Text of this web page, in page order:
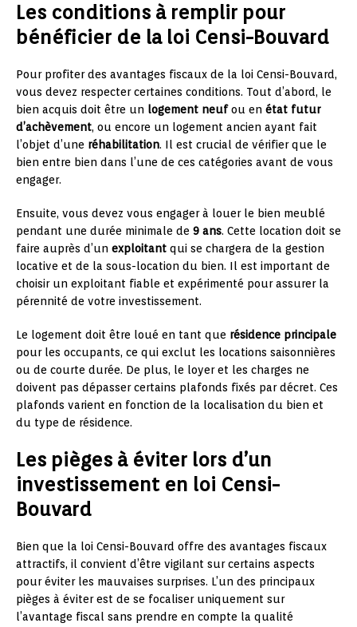
Les conditions à remplir pour
bénéficier de la loi Censi-Bouvard
Pour profiter des avantages fiscaux de la loi Censi-Bouvard,
vous devez respecter certaines conditions. Tout d’abord, le
bien acquis doit être un logement neufou en état futur
d’achèvement, ou encore un logement ancien ayant fait
l’objet d’une réhabilitation. Il est crucial de vérifier que le
bien entre bien dans l’une de ces catégories avant de vous
engager.
Ensuite, vous devez vous engager à louer le bien meublé
pendant une durée minimale de 9 ans. Cette location doit se
faire auprès d’un exploitant qui se chargera de la gestion
locative et de la sous-location du bien. Il est important de
choisir un exploitant fiable et expérimenté pour assurer la
pérennité de votre investissement.
Le logement doit être loué en tant que résidence principale
pour les occupants, ce qui exclut les locations saisonnières
ou de courte durée. De plus, le loyer et les charges ne
doivent pas dépasser certains plafonds fixés par décret. Ces
plafonds varient en fonction de la localisation du bien et
du type de résidence.
Les pièges à éviter lors d’un
investissement en loi Censi-
Bouvard
Bien que la loi Censi-Bouvard offre des avantages fiscaux
attractifs, il convient d’être vigilant sur certains aspects
pour éviter les mauvaises surprises. L’un des principaux
pièges à éviter est de se focaliser uniquement sur
l’avantage fiscal sans prendre en compte la qualité